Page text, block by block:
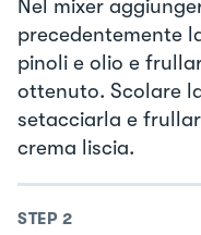
Nel mixer
precedentemente
pinoli e olio e
ottenuto. Scolare
setacciarla e
crema liscia.
STEP 2